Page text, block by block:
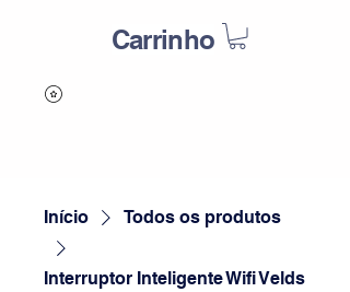
Carrinho
Início Todos os produtos
Interruptor Inteligente Wifi Velds